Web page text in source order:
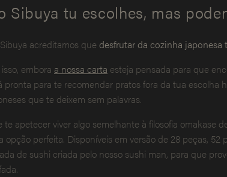
Sibuya tu escolhes, mas
acreditamos que desfrutar da cozinha japonesa
embora a nossa carta esteja pensada para que
pronta para te recomendar pratos fora da tua escolha
que te deixem sem palavras.
te apetecer viver algo semelhante à filosofia omakase
opção perfeita. Disponíveis em versão de 28 peças,
de sushi criada pelo nosso sushi man, para que